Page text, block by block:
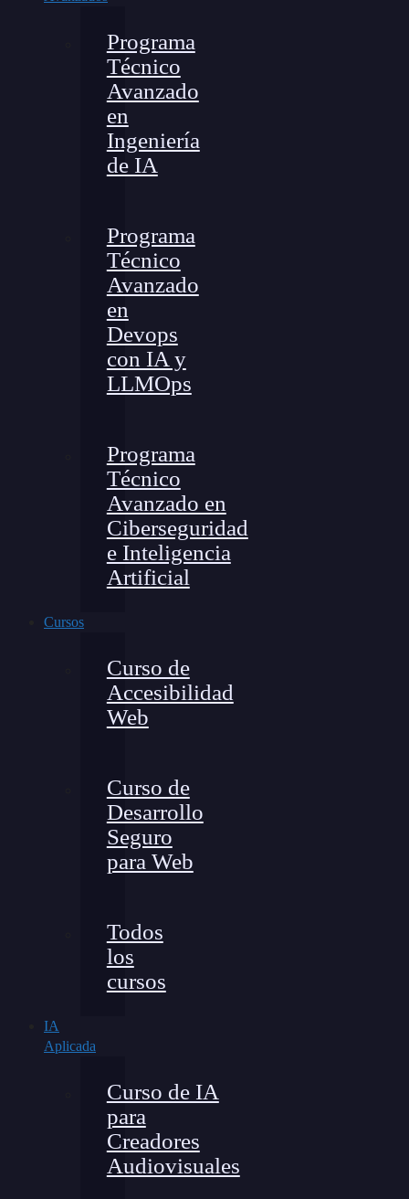
Programa
Técnico
Avanzado
en
Ingeniería
de IA
Programa
Técnico
Avanzado
en
Devops
con IA y
LLMOps
Programa
Técnico
Avanzado en
Ciberseguridad
e Inteligencia
Artificial
Cursos
Curso de
Accesibilidad
Web
Curso de
Desarrollo
Seguro
para Web
Todos
los
cursos
IA
Aplicada
Curso de IA
para
Creadores
Audiovisuales